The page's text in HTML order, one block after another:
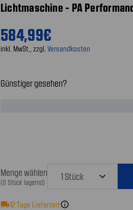
Lichtmaschine - PA
584,99€
inkl. MwSt., zzgl. Versandkosten
Günstiger gesehen?
Menge wählen
(0 Stück lagernd)
local_shipping12Tage Lieferzeitinfo